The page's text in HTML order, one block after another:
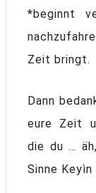
*beginnt
Zeit bringt.
Dann
eure Zeit
die du …
Sinne